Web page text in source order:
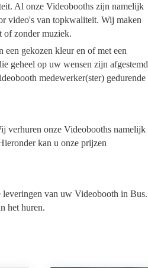
Al onze Videobooths zijn namelijk
video's van topkwaliteit. Wij maken
of zonder muziek.
gekozen kleur en of met een
geheel op uw wensen zijn afgestemd
medewerker(ster) gedurende
verhuren onze Videobooths namelijk
kan u onze prijzen
van uw Videobooth in Bus.
het huren.